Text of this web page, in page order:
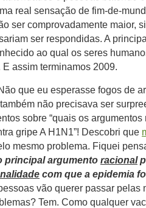
real sensação de fim-de-
ser comprovadamente maior,
ser respondidas. A
ao qual os seres
assim terminamos 2009.
que eu esperasse fogos de
não precisava ser
sobre “quais os
gripe A H1N1”! Descobri que
mesmo problema. Fiquei
principal argumento racional
com que a epidemia
vão querer passar pelas
Tem. Como qualquer